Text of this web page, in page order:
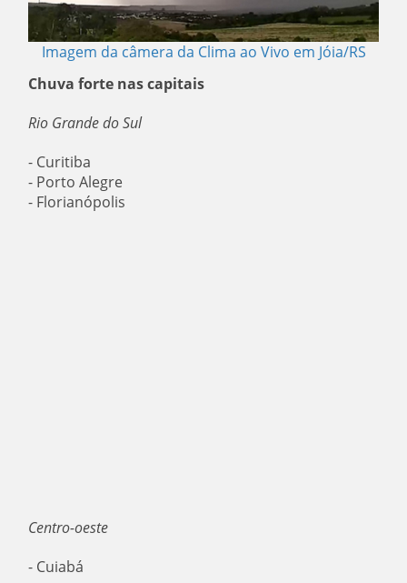
Imagem da câmera da Clima ao Vivo em Jóia/RS
Chuva forte nas capitais
Rio Grande do Sul
- Curitiba
- Porto Alegre
- Florianópolis
Centro-oeste
- Cuiabá